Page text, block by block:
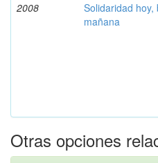
2008
Solidaridad hoy,
mañana
Otras opciones